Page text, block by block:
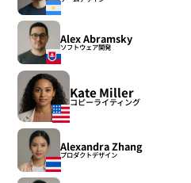
Alex Abramsky
ソフトウェア開発
Kate Miller
コピーライティング
Alexandra Zhang
プロダクトデザイン